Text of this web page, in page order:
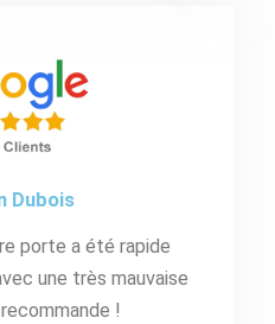
Dubois
porte a été rapide
une très mauvaise
!